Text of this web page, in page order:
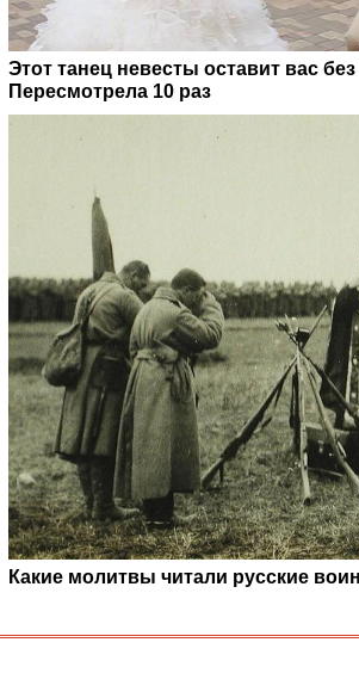
Этот танец невесты оставит вас
Пересмотрела 10 раз
Какие молитвы читали русские